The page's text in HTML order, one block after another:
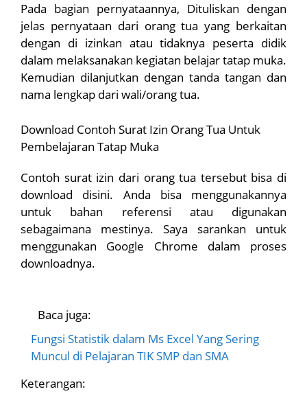
Pada bagian pernyataannya, Dituliskan dengan
jelas pernyataan dari orang tua yang berkaitan
dengan di izinkan atau tidaknya peserta didik
dalam melaksanakan kegiatan belajar tatap muka.
Kemudian dilanjutkan dengan tanda tangan dan
nama lengkap dari wali/orang tua.
Download Contoh Surat Izin Orang Tua Untuk
Pembelajaran Tatap Muka
Contoh surat izin dari orang tua tersebut bisa di
download disini. Anda bisa menggunakannya
untuk bahan referensi atau digunakan
sebagaimana mestinya. Saya sarankan untuk
menggunakan Google Chrome dalam proses
downloadnya.
Baca juga:
Fungsi Statistik dalam Ms Excel Yang Sering
Muncul di Pelajaran TIK SMP dan SMA
Keterangan: